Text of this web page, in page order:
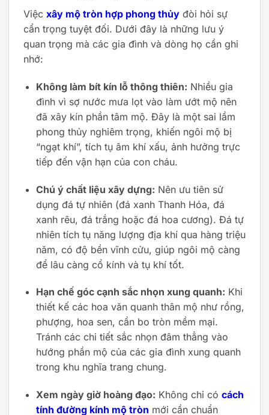
Việc xây mộ tròn hợp phong thủy đòi hỏi sự
cẩn trọng tuyệt đối. Dưới đây là những lưu ý
quan trọng mà các gia đình và dòng họ cần ghi
nhớ:
Không làm bít kín lỗ thông thiên: Nhiều gia
đình vì sợ nước mưa lọt vào làm ướt mộ nên
đã xây kín phần tâm mộ. Đây là một sai lầm
phong thủy nghiêm trọng, khiến ngôi mộ bị
“ngạt khí”, tích tụ âm khí xấu, ảnh hưởng trực
tiếp đến vận hạn của con cháu.
Chú ý chất liệu xây dựng: Nên ưu tiên sử
dụng đá tự nhiên (đá xanh Thanh Hóa, đá
xanh rêu, đá trắng hoặc đá hoa cương). Đá tự
nhiên tích tụ năng lượng địa khí qua hàng triệu
năm, có độ bền vĩnh cửu, giúp ngôi mộ càng
để lâu càng cổ kính và tụ khí tốt.
Hạn chế góc cạnh sắc nhọn xung quanh: Khi
thiết kế các hoa văn quanh thân mộ như rồng,
phượng, hoa sen, cần bo tròn mềm mại.
Tránh các chi tiết sắc nhọn đâm thẳng vào
hướng phần mộ của các gia đình xung quanh
trong khu nghĩa trang chung.
Xem ngày giờ hoàng đạo: Không chỉ có cách
tính đường kính mộ tròn mới cần chuẩn